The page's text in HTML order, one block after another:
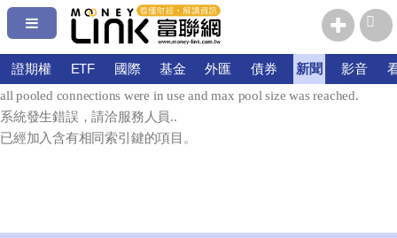
系統發生錯誤，請洽服務人員.
error connecting: Timeout expired. The timeout period elapsed prior to
obtaining a connection from the pool. This may have occurred because
all pooled connections were in use and max pool size was reached.
系統發生錯誤，請洽服務人員..
已經加入含有相同索引鍵的項目。
證期權 ETF 國際 基金 外匯 債券 新聞 影音